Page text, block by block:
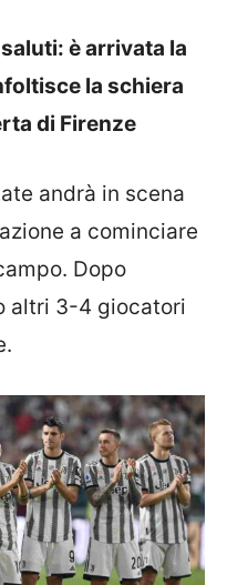
è arrivata la
la schiera
di Firenze
andrà in scena
a cominciare
Dopo
altri 3-4 giocatori